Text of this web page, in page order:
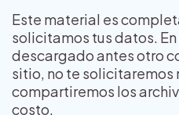
Este material es
solicitamos tus datos.
descargado antes otro
sitio, no te solicitaremos
compartiremos los
costo.